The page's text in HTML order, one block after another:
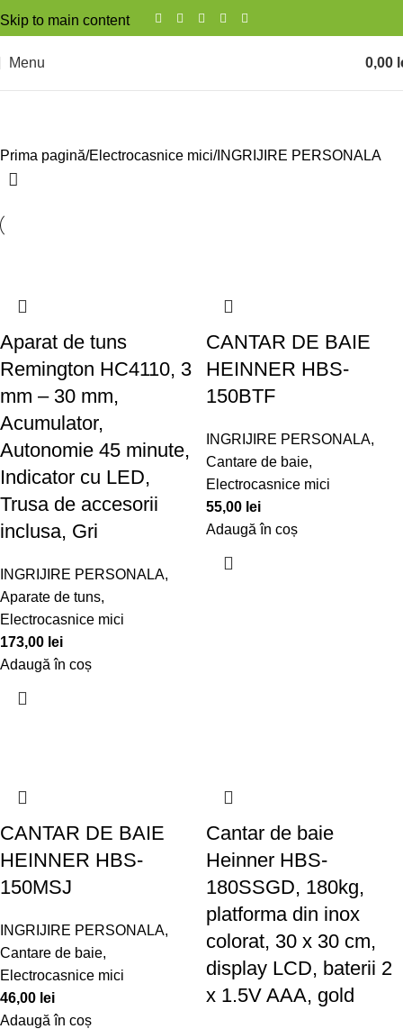
Skip to main content
Menu 0,00
Prima pagină Electrocasnice mici INGRIJIRE PERSONALA
Aparat de tuns
Remington HC4110, 3
mm – 30 mm,
Acumulator,
Autonomie 45 minute,
Indicator cu LED,
Trusa de accesorii
inclusa, Gri
INGRIJIRE PERSONALA,
Aparate de tuns,
Electrocasnice mici
173,00 lei
Adaugă în coș
CANTAR DE BAIE
HEINNER HBS-
150BTF
INGRIJIRE PERSONALA,
Cantare de baie,
Electrocasnice mici
55,00 lei
Adaugă în coș
CANTAR DE BAIE
HEINNER HBS-
150MSJ
INGRIJIRE PERSONALA,
Cantare de baie,
Electrocasnice mici
46,00 lei
Adaugă în coș
Cantar de baie
Heinner HBS-
180SSGD, 180kg,
platforma din inox
colorat, 30 x 30 cm,
display LCD, baterii 2
x 1.5V AAA, gold